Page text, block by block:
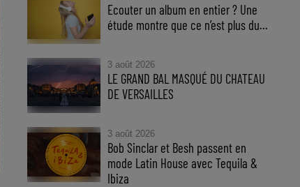
Ecouter un album en entier ? Une
étude montre que ce n’est plus du...
3 août 2026
LE GRAND BAL MASQUÉ DU CHATEAU
DE VERSAILLES
3 août 2026
Bob Sinclar et Besh passent en
mode Latin House avec Tequila &
Ibiza